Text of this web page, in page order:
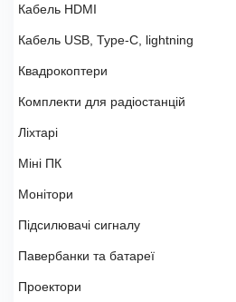
Кабель HDMI
Кабель USB, Type-C, lightning
Квадрокоптери
Комплекти для радіостанцій
Ліхтарі
Міні ПК
Монітори
Підсилювачі сигналу
Павербанки та батареї
Проектори